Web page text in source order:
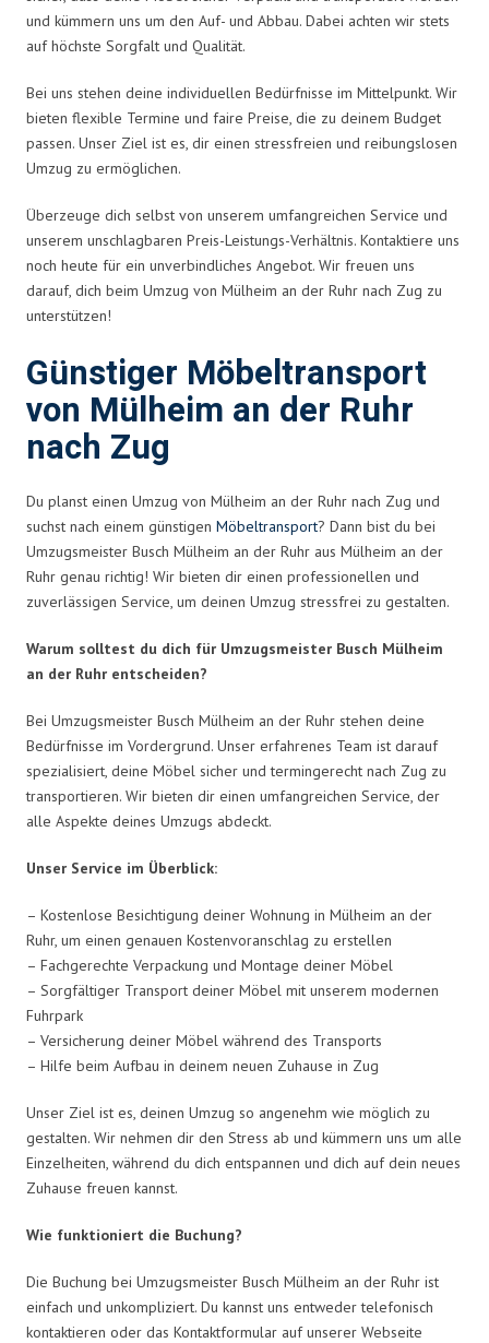
und kümmern uns um den Auf- und Abbau. Dabei achten wir stets
auf höchste Sorgfalt und Qualität.
Bei uns stehen deine individuellen Bedürfnisse im Mittelpunkt. Wir
bieten flexible Termine und faire Preise, die zu deinem Budget
passen. Unser Ziel ist es, dir einen stressfreien und reibungslosen
Umzug zu ermöglichen.
Überzeuge dich selbst von unserem umfangreichen Service und
unserem unschlagbaren Preis-Leistungs-Verhältnis. Kontaktiere uns
noch heute für ein unverbindliches Angebot. Wir freuen uns
darauf, dich beim Umzug von Mülheim an der Ruhr nach Zug zu
unterstützen!
Günstiger Möbeltransport
von Mülheim an der Ruhr
nach Zug
Du planst einen Umzug von Mülheim an der Ruhr nach Zug und
suchst nach einem günstigen Möbeltransport? Dann bist du bei
Umzugsmeister Busch Mülheim an der Ruhr aus Mülheim an der
Ruhr genau richtig! Wir bieten dir einen professionellen und
zuverlässigen Service, um deinen Umzug stressfrei zu gestalten.
Warum solltest du dich für Umzugsmeister Busch Mülheim
an der Ruhr entscheiden?
Bei Umzugsmeister Busch Mülheim an der Ruhr stehen deine
Bedürfnisse im Vordergrund. Unser erfahrenes Team ist darauf
spezialisiert, deine Möbel sicher und termingerecht nach Zug zu
transportieren. Wir bieten dir einen umfangreichen Service, der
alle Aspekte deines Umzugs abdeckt.
Unser Service im Überblick:
– Kostenlose Besichtigung deiner Wohnung in Mülheim an der
Ruhr, um einen genauen Kostenvoranschlag zu erstellen
– Fachgerechte Verpackung und Montage deiner Möbel
– Sorgfältiger Transport deiner Möbel mit unserem modernen
Fuhrpark
– Versicherung deiner Möbel während des Transports
– Hilfe beim Aufbau in deinem neuen Zuhause in Zug
Unser Ziel ist es, deinen Umzug so angenehm wie möglich zu
gestalten. Wir nehmen dir den Stress ab und kümmern uns um alle
Einzelheiten, während du dich entspannen und dich auf dein neues
Zuhause freuen kannst.
Wie funktioniert die Buchung?
Die Buchung bei Umzugsmeister Busch Mülheim an der Ruhr ist
einfach und unkompliziert. Du kannst uns entweder telefonisch
kontaktieren oder das Kontaktformular auf unserer Webseite